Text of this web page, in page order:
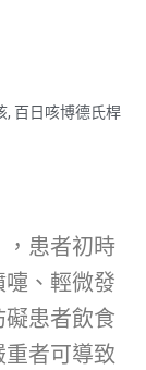
, 百日咳博德氏桿
，患者初時
、輕微發
患者飲食
者可導致